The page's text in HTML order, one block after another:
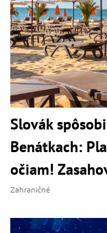
Slovák
Benátkach:
očiam!
Zahraničné